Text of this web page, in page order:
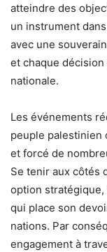
atteindre des
un instrument
avec une
et chaque
nationale.
Les événements
peuple palestinien
et forcé de
Se tenir aux côtés
option stratégique,
qui place son
nations. Par
engagement à